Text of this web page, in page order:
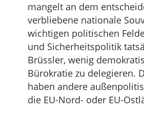
mangelt an dem
verbliebene nationale
wichtigen politischen
und Sicherheitspolitik
Brüssler, wenig
Bürokratie zu delegieren.
haben andere
die EU-Nord- oder EU-